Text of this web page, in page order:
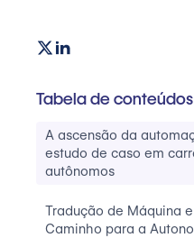
Tabela de conteúdos
A ascensão da
estudo de caso em
autônomos
Tradução de Máquina
Caminho para a